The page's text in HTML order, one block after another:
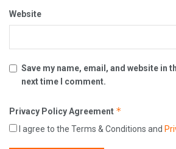
Website
Save my name, email, and website in
next time I comment.
Privacy Policy Agreement *
I agree to the Terms & Conditions and